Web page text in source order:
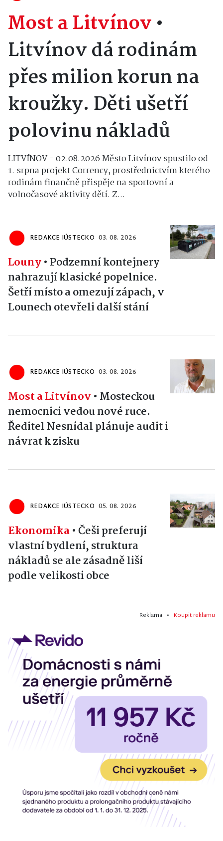
Most a Litvínov•
Litvínov dá rodinám
přes milion korun na
kroužky. Děti ušetří
polovinu nákladů
LITVÍNOV - 02.08.2026 Město Litvínov spustilo od
1. srpna projekt Corrency, prostřednictvím kterého
rodinám finančně přispěje na sportovní a
volnočasové aktivity dětí. Z...
REDAKCE IÚSTECKO 03. 08. 2026
Louny• Podzemní kontejnery
nahrazují klasické popelnice.
Šetří místo a omezují zápach, v
Lounech otevřeli další stání
REDAKCE IÚSTECKO 03. 08. 2026
Most a Litvínov • Mosteckou
nemocnici vedou nové ruce.
Ředitel Nesnídal plánuje audit i
návrat k zisku
REDAKCE IÚSTECKO 05. 08. 2026
Ekonomika•Češi preferují
vlastní bydlení, struktura
nákladů se ale zásadně liší
podle velikosti obce
Reklama • Koupit reklamu